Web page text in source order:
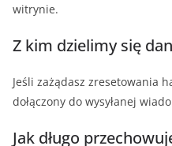
witrynie.
Z kim dzielimy się
Jeśli zażądasz zresetowania
dołączony do wysyłanej
Jak długo